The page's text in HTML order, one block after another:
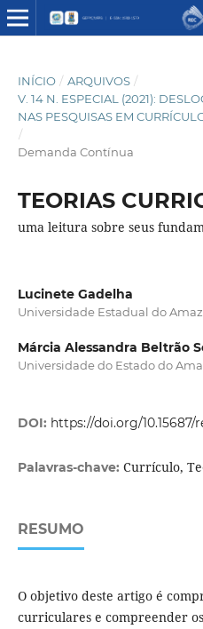
INÍCIO / ARQUIVOS /
V. 14 N. ESPECIAL (2021):
NAS PESQUISAS EM
/
Demanda Contínua
TEORIAS
uma leitura sobre seus
Lucinete Gadelha
Universidade Estadual do
Márcia Alessandra Beltrão
Universidade do Estado do
DOI: https://doi.org/10.15687/
Palavras-chave: Currículo,
RESUMO
O objetivo deste artigo é
curriculares e compreender